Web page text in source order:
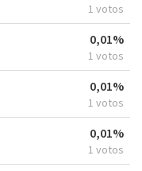
1 votos
0,01%
1 votos
0,01%
1 votos
0,01%
1 votos